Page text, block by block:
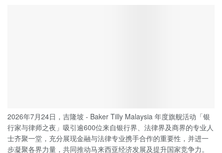
2026年7月24日，吉隆坡 - Baker Tilly Malaysia 年度旗舰活动「银
行家与律师之夜」吸引逾600位来自银行界、法律界及商界的专业人
士齐聚一堂，充分展现金融与法律专业携手合作的重要性，并进一
步凝聚各界力量，共同推动马来西亚经济发展及提升国家竞争力。